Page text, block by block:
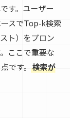
す。ユーザー
スでTop-k検索
ト）をプロン
ここで重要な
です。 検索が